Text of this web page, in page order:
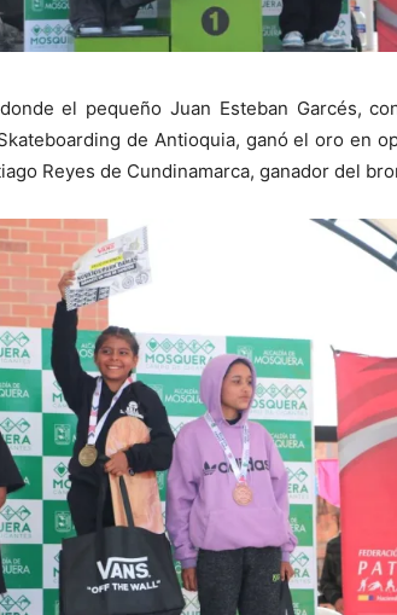
el pequeño Juan Esteban Garcés,
de Antioquia, ganó el oro en
Reyes de Cundinamarca, ganador del